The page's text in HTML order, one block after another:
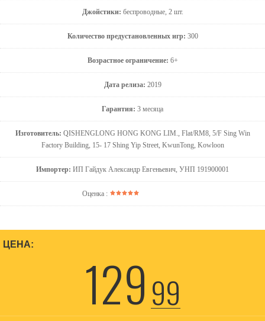
Джойстики: беспроводные, 2 шт.
Количество предустановленных игр: 300
Возрастное ограничение: 6+
Дата релиза: 2019
Гарантия: 3 месяца
Изготовитель: QISHENGLONG HONG KONG LIM., Flat/RM8, 5/F Sing Win
Factory Building, 15- 17 Shing Yip Street, KwunTong, Kowloon
Импортер: ИП Гайдук Александр Евгеньевич, УНП 191900001
Оценка :
ЦЕНА:
12999